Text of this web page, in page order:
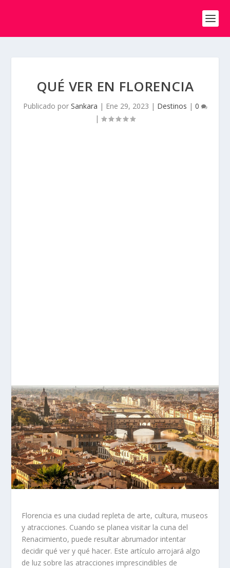
QUÉ VER EN FLORENCIA
Publicado por Sankara | Ene 29, 2023 | Destinos | 0
|
Florencia es una ciudad repleta de arte, cultura, museos
y atracciones. Cuando se planea visitar la cuna del
Renacimiento, puede resultar abrumador intentar
decidir qué ver y qué hacer. Este artículo arrojará algo
de luz sobre las atracciones imprescindibles de